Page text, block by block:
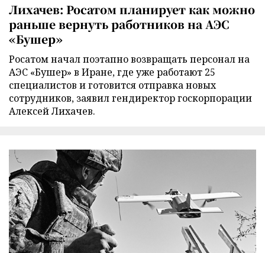
Лихачев: Росатом планирует как можно
раньше вернуть работников на АЭС
«Бушер»
Росатом начал поэтапно возвращать персонал на
АЭС «Бушер» в Иране, где уже работают 25
специалистов и готовится отправка новых
сотрудников, заявил гендиректор госкорпорации
Алексей Лихачев.